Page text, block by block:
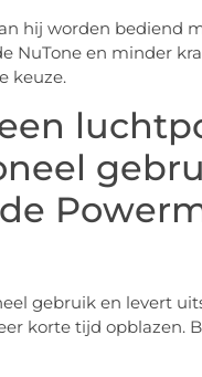
hij worden bediend
NuTone en minder
keuze.
gebruik en levert
korte tijd opblazen.